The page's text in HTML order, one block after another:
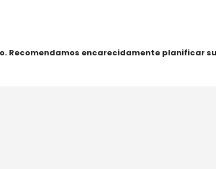
Recomendamos encarecidamente planificar